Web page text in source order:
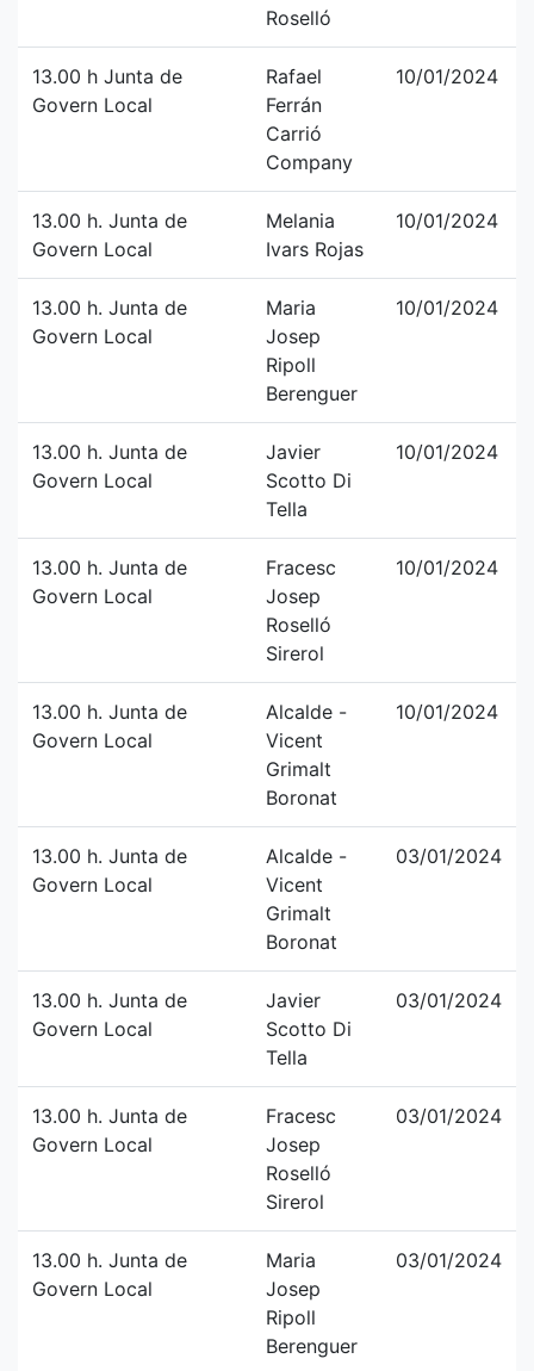
Roselló
13.00 h Junta de
Govern Local
Rafael
Ferrán
Carrió
Company
10/01/2024
13.00 h. Junta de
Govern Local
Melania
Ivars Rojas
10/01/2024
13.00 h. Junta de
Govern Local
Maria
Josep
Ripoll
Berenguer
10/01/2024
13.00 h. Junta de
Govern Local
Javier
Scotto Di
Tella
10/01/2024
13.00 h. Junta de
Govern Local
Fracesc
Josep
Roselló
Sirerol
10/01/2024
13.00 h. Junta de
Govern Local
Alcalde -
Vicent
Grimalt
Boronat
10/01/2024
13.00 h. Junta de
Govern Local
Alcalde -
Vicent
Grimalt
Boronat
03/01/2024
13.00 h. Junta de
Govern Local
Javier
Scotto Di
Tella
03/01/2024
13.00 h. Junta de
Govern Local
Fracesc
Josep
Roselló
Sirerol
03/01/2024
13.00 h. Junta de
Govern Local
Maria
Josep
Ripoll
Berenguer
03/01/2024